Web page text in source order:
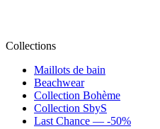
Collections
Maillots de bain
Beachwear
Collection Bohème
Collection SbyS
Last Chance — -50%